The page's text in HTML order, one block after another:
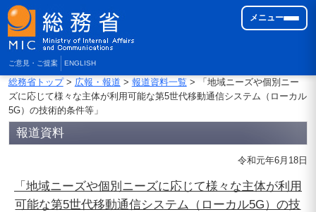
ご意見・ご提案 ENGLISH
メニュー
総務省トップ> 広報・報道 > 報道資料一覧> 「地域ニーズや個別ニー
ズに応じて様々な主体が利用可能な第5世代移動通信システム（ローカル
5G）の技術的条件等」
報道資料
令和元年6月18日
「地域ニーズや個別ニーズに応じて様々な主体が利用
可能な第5世代移動通信システム（ローカル5G）の技